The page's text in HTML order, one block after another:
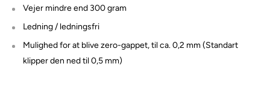
Vejer mindre end 300 gram
Ledning / ledningsfri
Mulighed for at blive zero-gappet, til ca. 0,2 mm (Standart
klipper den ned til 0,5 mm)